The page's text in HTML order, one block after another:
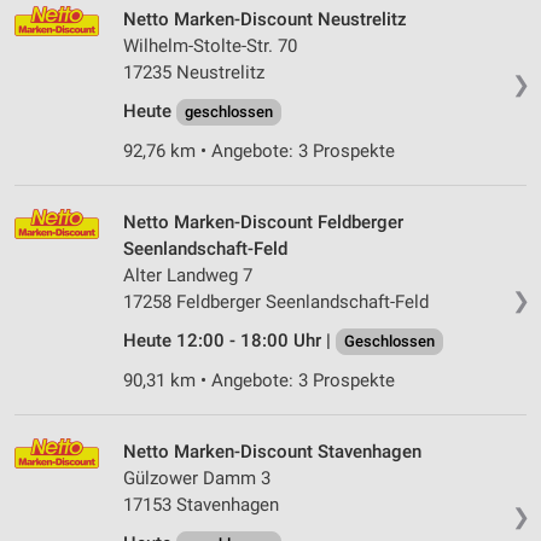
❯
Netto Marken-Discount Neustrelitz
Wilhelm-Stolte-Str. 70
17235 Neustrelitz
Heute
geschlossen
92,76 km • Angebote: 3 Prospekte
❯
Netto Marken-Discount Feldberger
Seenlandschaft-Feld
Alter Landweg 7
17258 Feldberger Seenlandschaft-Feld
Heute 12:00 - 18:00 Uhr |
Geschlossen
90,31 km • Angebote: 3 Prospekte
❯
Netto Marken-Discount Stavenhagen
Gülzower Damm 3
17153 Stavenhagen
Erstellung von Profilen zur Personalisierung
von Inhalten
Verwendung von Profilen zur Auswahl
personalisierter Inhalte
Messung der Performance von Inhalten
Analyse von Zielgruppen durch Statistiken oder
Kombinationen von Daten aus verschiedenen
Inhalten
IAB-Besonderheiten:
Verwendung genauer Standortdaten